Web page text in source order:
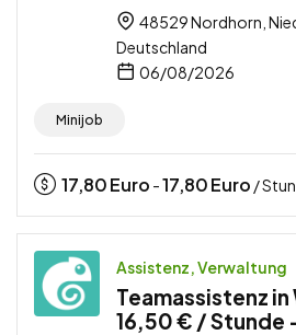
48529 Nordhorn,
Deutschland
06/08/2026
Minijob
17,80Euro -17,80Euro /
Assistenz, Verwaltung
Teamassistenz in
16,50 € / Stunde